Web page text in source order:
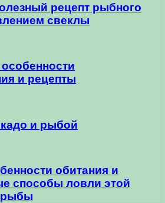
рецепт рыбного
свеклы
и рецепты
и рыбой
обитания и
способы ловли этой
рыбы